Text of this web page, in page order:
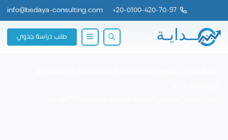
20-0100-420-70-97
+
info@bedaya-consulting.com
طلب دراسة جدوي